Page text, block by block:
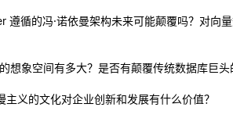
遵循的冯·诺依曼架构未来可能颠覆吗？对向
想象空间有多大？是否有颠覆传统数据库巨头
主义的文化对企业创新和发展有什么价值？